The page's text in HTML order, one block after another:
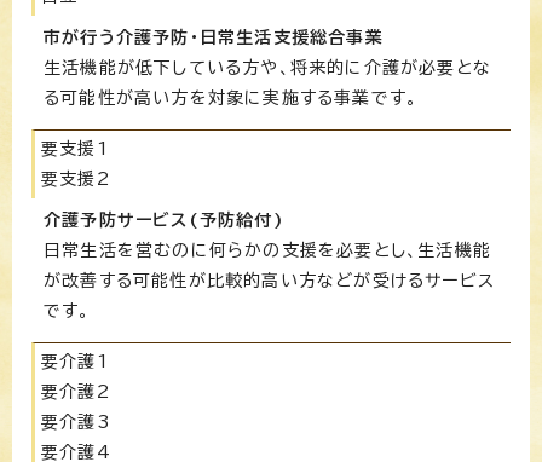
市が行う介護予防・日常生活支援総合事業
生活機能が低下している方や、将来的に介護が必要とな
る可能性が高い方を対象に実施する事業です。
要支援1
要支援2
介護予防サービス(予防給付)
日常生活を営むのに何らかの支援を必要とし、生活機能
が改善する可能性が比較的高い方などが受けるサービス
です。
要介護1
要介護2
要介護3
要介護4